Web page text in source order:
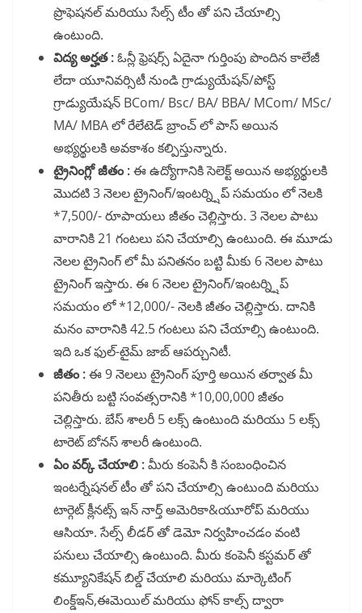
ప్రొఫెషనల్ మరియు సేల్స్ టీం తో పని చేయాల్సి
ఉంటుంది.
విద్య అర్హత :ఓన్లీ ఫ్రెషర్స్ ఏదైనా గుర్తింపు పొందిన కాలేజీ
లేదా యూనివర్సిటీ నుండి గ్రాడ్యుయేషన్/పోస్ట్
గ్రాడ్యుయేషన్ BCom/ Bsc/ BA/ BBA/ MCom/ MSc/
MA/ MBA లో రేలేటెడ్ బ్రాంచ్ లో పాస్ అయిన
అభ్యర్థులకి అవకాశం కల్పిస్తున్నారు.
ట్రైనింగ్లో జీతం :ఈ ఉద్యోగానికి సెలెక్ట్ అయిన అభ్యర్థులకి
మొదటి 3 నెలల ట్రైనింగ్/ఇంటర్న్షిప్ సమయం లో నెలకి
*7,500/- రూపాయలు జీతం చెల్లిస్తారు. 3 నెలల పాటు
వారానికి 21 గంటలు పని చేయాల్సి ఉంటుంది. ఈ మూడు
నెలల ట్రైనింగ్ లో మీ పనితనం బట్టి మీకు 6 నెలల పాటు
ట్రైనింగ్ ఇస్తారు. ఈ 6 నెలల ట్రైనింగ్/ఇంటర్న్షిప్
సమయం లో *12,000/- నెలకి జీతం చెల్లిస్తారు. దానికి
మనం వారానికి 42.5 గంటలు పని చేయాల్సి ఉంటుంది.
ఇది ఒక ఫుల్-టైమ్ జాబ్ ఆపర్చునిటీ.
జీతం :ఈ 9 నెలలు ట్రైనింగ్ పూర్తి అయిన తర్వాత మీ
పనితీరు బట్టి సంవత్సరానికి *10,00,000జీతం
చెల్లిస్తారు. బేస్ శాలరీ 5 లక్స్ ఉంటుంది మరియు 5 లక్స్
టారెట్ బోనస్ శాలరీ ఉంటుంది.
ఏం వర్క్ చేయాలి :మీరు కంపెనీ కి సంబంధించిన
ఇంటర్నేషనల్ టీం తో పని చేయాల్సి ఉంటుంది మరియు
టార్గెట్ క్లీనట్స్ ఇన్ నార్త్ అమెరికా&యూరోప్ మరియు
ఆసియా. సేల్స్ లీడర్ తో డెమో నిర్వహించడం వంటి
పనులు చేయాల్సి ఉంటుంది. మీరు కంపెనీ కస్టమర్ తో
కమ్యూనికేషన్ బిల్డ్ చేయాలి మరియు మార్కెటింగ్
లింక్డ్ఇన్,ఈమెయిల్ మరియు ఫోన్ కాల్స్ ద్వారా